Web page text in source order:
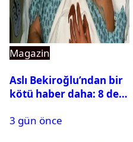
Magazin
Aslı Bekiroğlu’ndan bir
kötü haber daha: 8 defa
3 gün önce